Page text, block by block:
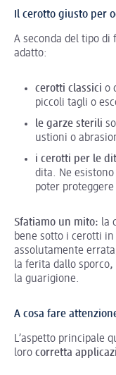
Il cerotto giusto per
A seconda del tipo
adatto:
cerotti classici o
piccoli tagli o
le garze sterili
ustioni o
i cerotti per le
dita. Ne
poter
Sfatiamo un mito: la
bene sotto i cerotti
assolutamente
la ferita dallo sporco,
la guarigione.
A cosa fare
L’aspetto principale
loro corretta